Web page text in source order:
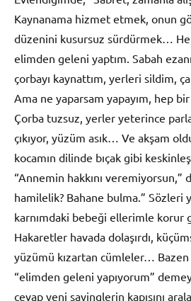
Kaynanama hizmet etmek, onun
düzenini kusursuz sürdürmek…
elimden geleni yaptım. Sabah
çorbayı kaynattım, yerleri sildim,
Ama ne yaparsam yapayım, hep
Çorba tuzsuz, yerler yeterince
çıkıyor, yüzüm asık… Ve akşam
kocamın dilinde bıçak gibi
“Annemin hakkını veremiyorsun,”
hamilelik? Bahane bulma.” Sözleri
karnımdaki bebeği ellerimle korur
Hakaretler havada dolaşırdı,
yüzümü kızartan cümleler… Bazen
“elimden geleni yapıyorum”
cevap yeni sayinglerin kapısını